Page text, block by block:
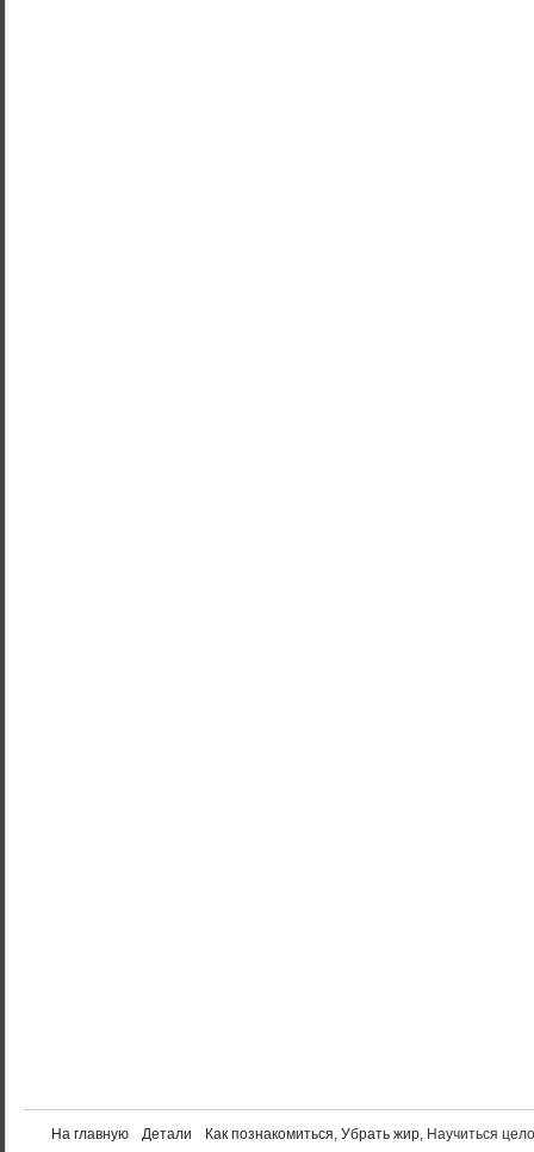
На главную Детали Как познакомиться, Убрать жир, Научиться